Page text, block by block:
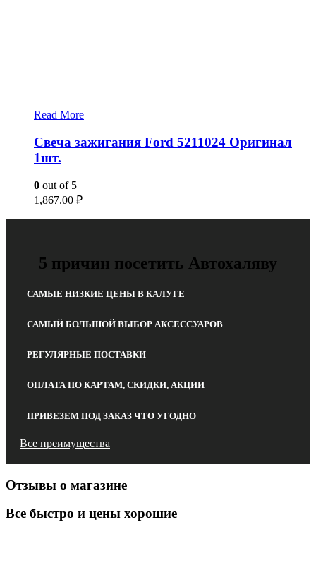
Read More
Свеча зажигания Ford 5211024 Оригинал
1шт.
0 out of 5
1,867.00 ₽
5 причин посетить Автохаляву
САМЫЕ НИЗКИЕ ЦЕНЫ В КАЛУГЕ
САМЫЙ БОЛЬШОЙ ВЫБОР АКСЕССУАРОВ
РЕГУЛЯРНЫЕ ПОСТАВКИ
ОПЛАТА ПО КАРТАМ, СКИДКИ, АКЦИИ
ПРИВЕЗЕМ ПОД ЗАКАЗ ЧТО УГОДНО
Все преимущества
Отзывы о магазине
Все быстро и цены хорошие